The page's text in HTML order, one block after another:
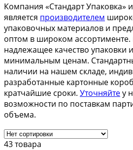
Компания «Стандарт Упаковка»
является производителем
упаковочных материалов и
оптом в широком
надлежащее качество упаковки
минимальным ценам.
наличии на нашем складе,
разработанные картонные
кратчайшие сроки. Уточняйтеу
возможности по поставкам
объема.
43 товара